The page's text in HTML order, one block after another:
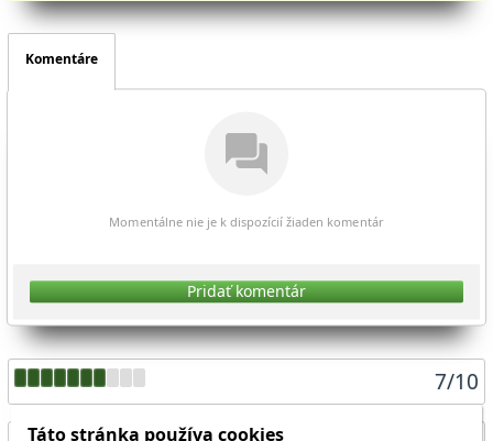
7/10
Komentáre
Momentálne nie je k dispozícií žiaden komentár
Pridať komentár
Táto stránka používa cookies